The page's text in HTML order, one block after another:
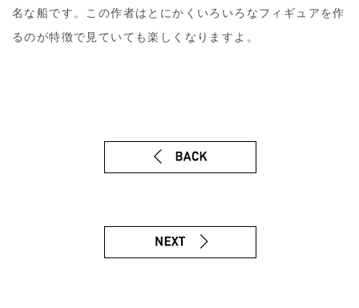
名な船です。この作者はとにかくいろいろなフィギュアを作
るのが特徴で見ていても楽しくなりますよ。